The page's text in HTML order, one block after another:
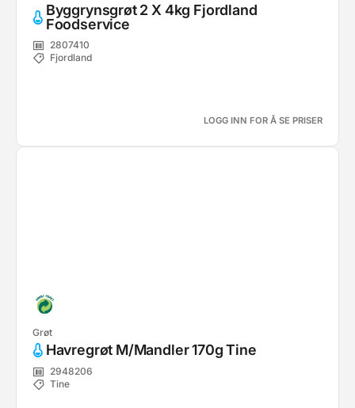
Byggrynsgrøt 2 X 4kg Fjordland
Foodservice
2807410
Fjordland
LOGG INN FOR Å SE PRISER
Grøt
Havregrøt M/Mandler 170g Tine
2948206
Tine